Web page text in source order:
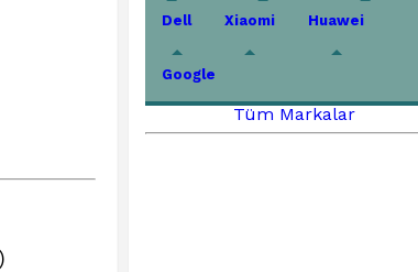
Dell Xiaomi Huawei
Google
Tüm Markalar